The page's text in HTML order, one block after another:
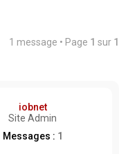
1 message • Page 1 sur 1
iobnet
Site Admin
Messages : 1